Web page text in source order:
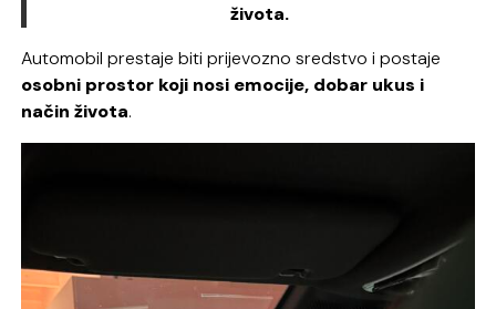
života.
Automobil prestaje biti prijevozno sredstvo i postaje
osobni prostor koji nosi emocije, dobar ukus i
način života.